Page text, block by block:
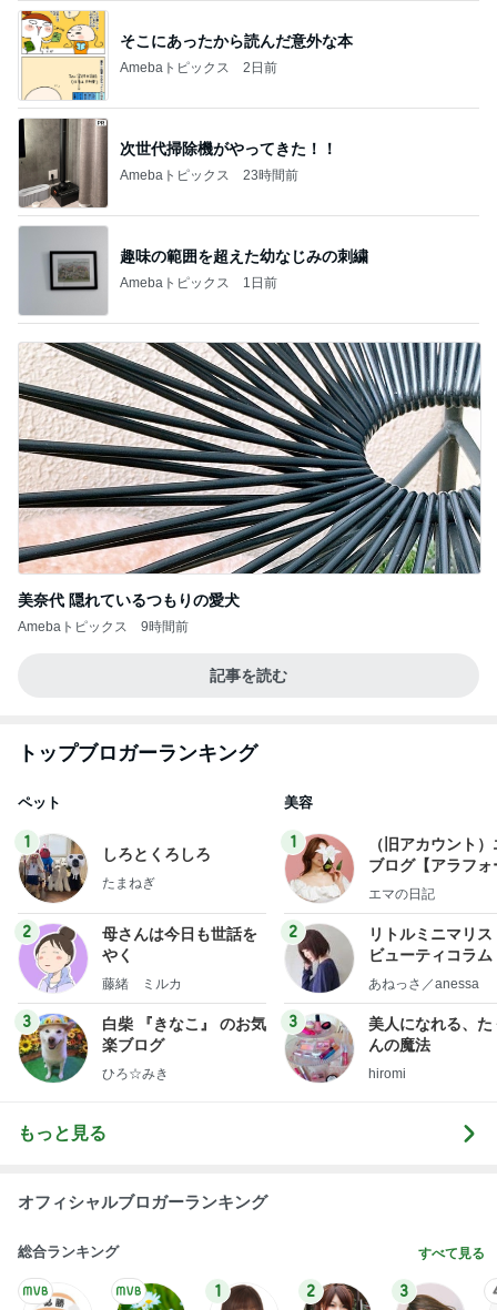
そこにあったから読んだ意外な本
Amebaトピックス 2日前
次世代掃除機がやってきた！！
Amebaトピックス 23時間前
趣味の範囲を超えた幼なじみの刺繍
Amebaトピックス 1日前
美奈代 隠れているつもりの愛犬
Amebaトピックス 9時間前
記事を読む
トップブロガーランキング
ペット
1
しろとくろしろ
たまねぎ
2
母さんは今日も世話を
やく
藤緒 ミルカ
3
白柴 『きなこ』 のお気
楽ブログ
ひろ☆みき
美容
1
（旧アカウント
ブログ【アラフォ
社売却セカンドラ
エマの日記
2
リトルミニマリス
ビューティコラ
little
あねっさ／anessa
3
美人になれる、た
んの魔法
hiromi
もっと見る
オフィシャルブロガーランキング
総合ランキング すべて見る
1 2 3